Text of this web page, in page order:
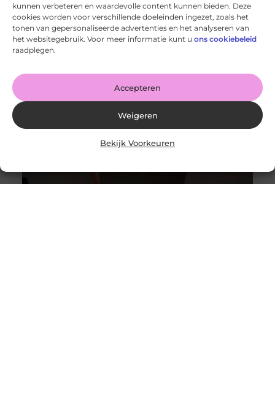
kunnen verbeteren en waardevolle content kunnen bieden. Deze
cookies worden voor verschillende doeleinden ingezet, zoals het
tonen van gepersonaliseerde advertenties en het analyseren van
het websitegebruik. Voor meer informatie kunt u ons cookiebeleid
raadplegen.
Accepteren
Weigeren
Bekijk Voorkeuren
Http 401 error – Wat is het en hoe los je het op?
Goed artikel? Deel hem dan op: Share on X (Twitter)
Share on Facebook Share on Pinterest Share on